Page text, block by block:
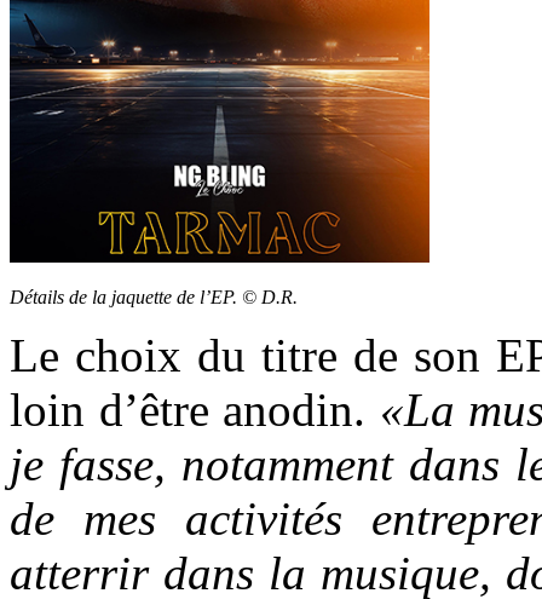
Détails de la jaquette de l’EP. © D.R.
Le choix du titre de son
loin d’être anodin. «La
je fasse, notamment dans
de mes activités
atterrir dans la musique,